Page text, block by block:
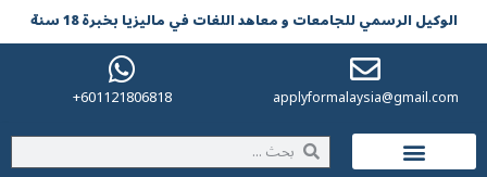
الوکیل الرسمي للجامعات و معاهد اللغات في مالیزیا بخبرة 18 سنة
applyformalaysia@gmail.com
601121806818+